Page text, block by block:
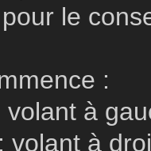
le
:
volant à
volant à